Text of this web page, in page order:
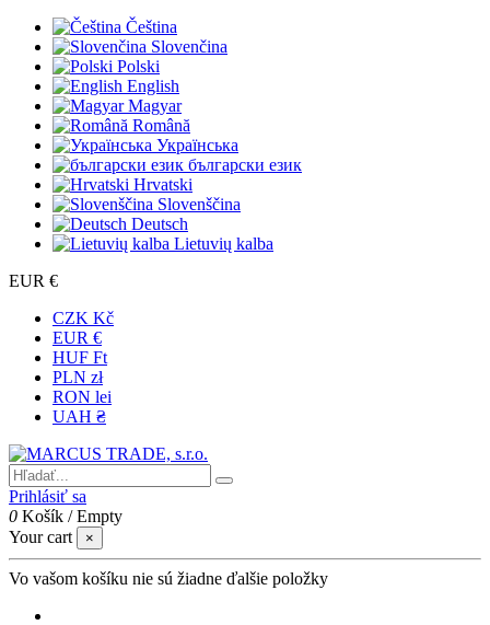
Čeština
Slovenčina
Polski
English
Magyar
Română
Українська
български език
Hrvatski
Slovenščina
Deutsch
Lietuvių kalba
EUR €
CZK Kč
EUR €
HUF Ft
PLN zł
RON lei
UAH ₴
Prihlásiť sa
0 Košík /Empty
Your cart
×
Vo vašom košíku nie sú žiadne ďalšie položky